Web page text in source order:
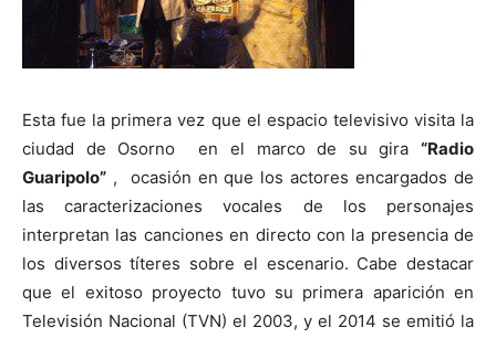
Esta fue la primera vez que el espacio televisivo visita la
ciudad de Osorno en el marco de su gira “Radio
Guaripolo” , ocasión en que los actores encargados de
las caracterizaciones vocales de los personajes
interpretan las canciones en directo con la presencia de
los diversos títeres sobre el escenario. Cabe destacar
que el exitoso proyecto tuvo su primera aparición en
Televisión Nacional (TVN) el 2003, y el 2014 se emitió la